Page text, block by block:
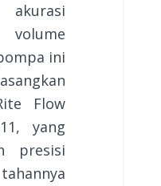
volume
ini
Flow
yang
presisi